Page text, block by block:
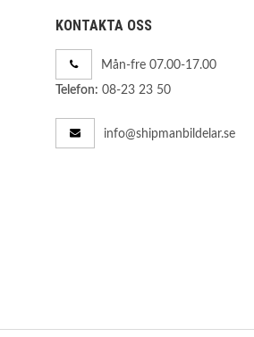
KONTAKTA OSS
Mån-fre 07.00-17.00
Telefon: 08-23 23 50
info@shipmanbildelar.se